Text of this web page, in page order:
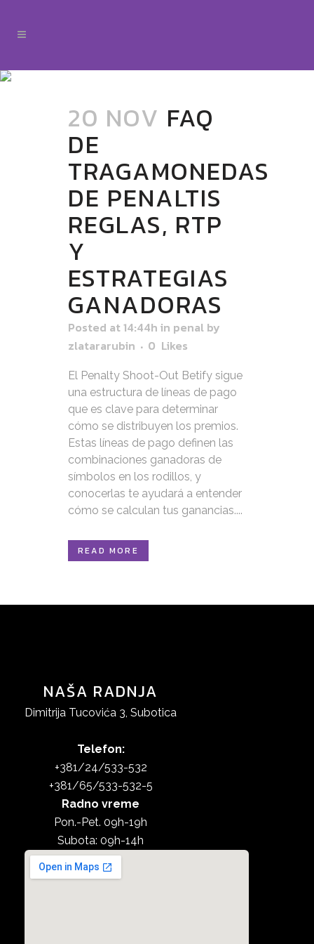
20 NOV FAQ
DE
TRAGAMONEDAS
DE PENALTIS ️
REGLAS, RTP
Y
ESTRATEGIAS
GANADORAS
Posted at 14:44h in penal by
zlatararubin
0 Likes
El Penalty Shoot-Out Betify sigue
una estructura de líneas de pago
que es clave para determinar
cómo se distribuyen los premios.
Estas líneas de pago definen las
combinaciones ganadoras de
símbolos en los rodillos, y
conocerlas te ayudará a entender
cómo se calculan tus ganancias....
READ MORE
NAŠA RADNJA
Dimitrija Tucovića 3, Subotica
Telefon:
+381/24/533-532
+381/65/533-532-5
Radno vreme
Pon.-Pet. 09h-19h
Subota: 09h-14h